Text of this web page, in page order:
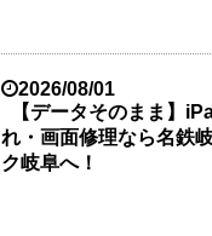
2026/08/01
【データそのまま】
れ・画面修理なら名鉄
ク岐阜へ！